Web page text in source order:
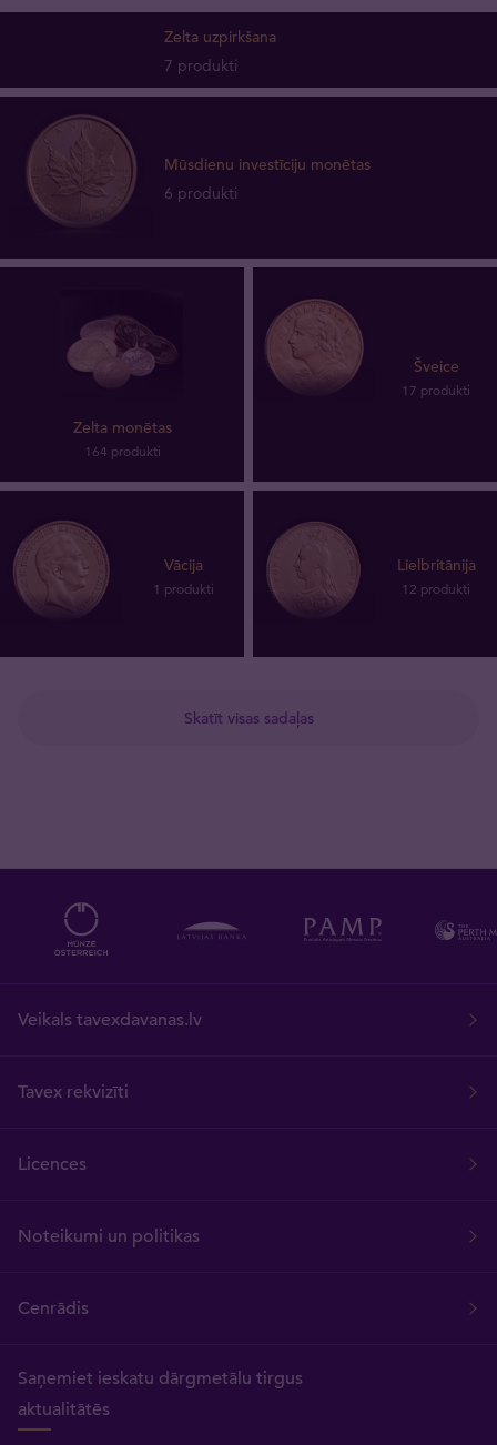
Skatīt visas sadaļas
Zelta uzpirkšana
7 produkti
Mūsdienu investīciju monētas
6 produkti
Zelta monētas
164 produkti
Šveice
17 produkti
Vācija
1 produkti
Lielbritānija
12 produkti
Veikals tavexdavanas.lv
Tavex rekvizīti
Licences
Noteikumi un politikas
Cenrādis
Saņemiet ieskatu dārgmetālu tirgus
aktualitātēs